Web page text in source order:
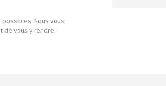
Nous vous
de vous y rendre.